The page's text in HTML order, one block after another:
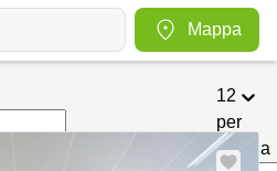
Mappa
12
per
pagina